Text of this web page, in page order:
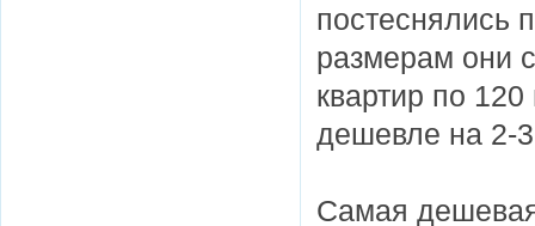
постеснялись
размерам они
квартир по
дешевле на 2-
Самая